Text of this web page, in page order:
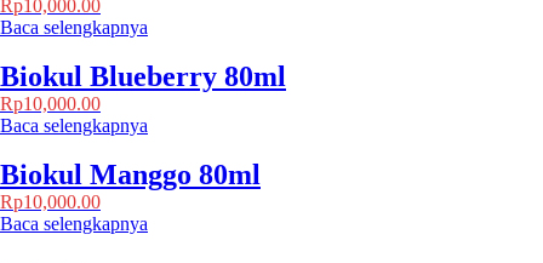
Rp10,000.00
Baca selengkapnya
Biokul Blueberry 80ml
Rp10,000.00
Baca selengkapnya
Biokul Manggo 80ml
Rp10,000.00
Baca selengkapnya